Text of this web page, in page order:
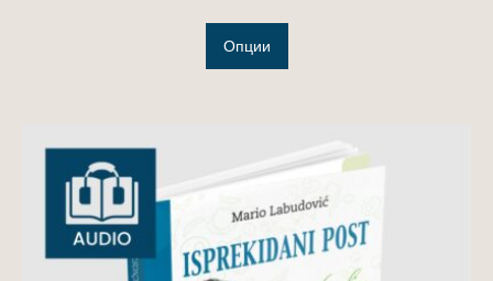
Опции